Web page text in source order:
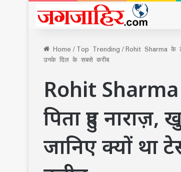
Home/Top Trending/Rohit Sharma के
उनके दिल के सबसे करीब
Rohit
पिता हुए
जानिए क्यों था